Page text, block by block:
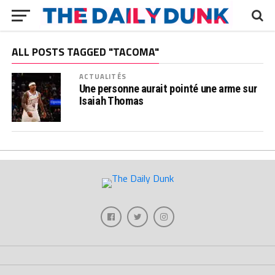
ALL POSTS TAGGED "TACOMA"
ACTUALITÉS
Une personne aurait pointé une arme sur
Isaiah Thomas